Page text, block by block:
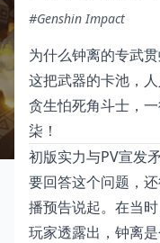
#Genshin Impact
为什么钟离的专武
这把武器的卡池，
贪生怕死角斗士，
柒！
初版实力与PV宣发
要回答这个问题，
播预告说起。在当
玩家透露出，钟离